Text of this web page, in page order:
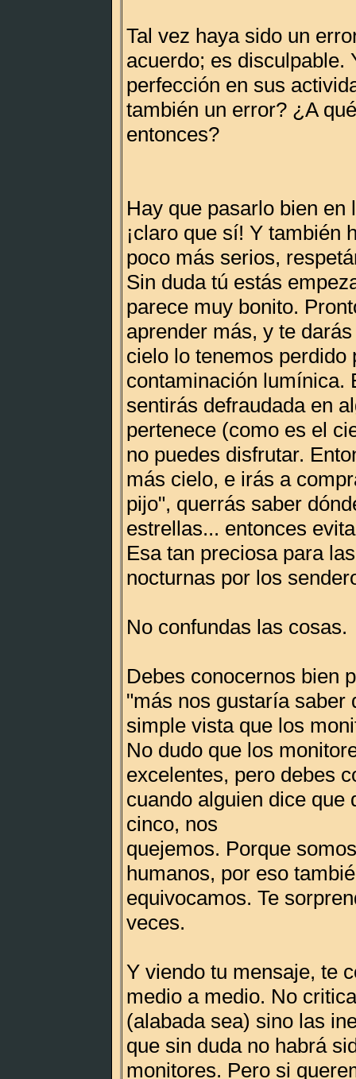
Tal vez haya sido un
acuerdo; es disculpable.
perfección en sus
también un error? ¿A
entonces?
Hay que pasarlo bien en
¡claro que sí! Y también
poco más serios,
Sin duda tú estás
parece muy bonito.
aprender más, y te
cielo lo tenemos perdido
contaminación lumínica.
sentirás defraudada en
pertenece (como es el
no puedes disfrutar.
más cielo, e irás a
pijo", querrás saber
estrellas... entonces
Esa tan preciosa para
nocturnas por los
No confundas las cosas.
Debes conocernos bien
"más nos gustaría saber
simple vista que los
No dudo que los
excelentes, pero debes
cuando alguien dice que
cinco, nos
quejemos. Porque
humanos, por eso
equivocamos. Te
veces.
Y viendo tu mensaje, te
medio a medio. No
(alabada sea) sino las
que sin duda no habrá
monitores. Pero si